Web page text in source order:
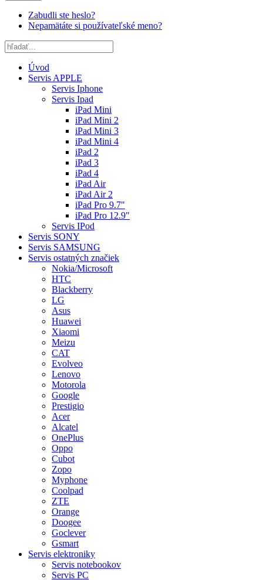
Zabudli ste heslo?
Nepamätáte si používateľské meno?
Úvod
Servis APPLE
Servis Iphone
Servis Ipad
iPad Mini
iPad Mini 2
iPad Mini 3
iPad Mini 4
iPad 2
iPad 3
iPad 4
iPad Air
iPad Air 2
iPad Pro 9.7"
iPad Pro 12.9"
Servis IPod
Servis SONY
Servis SAMSUNG
Servis ostatných značiek
Nokia/Microsoft
HTC
Blackberry
LG
Asus
Huawei
Xiaomi
Meizu
CAT
Evolveo
Lenovo
Motorola
Google
Prestigio
Acer
Alcatel
OnePlus
Oppo
Cubot
Zopo
Myphone
Coolpad
ZTE
Orange
Doogee
Goclever
Gsmart
Servis elektroniky
Servis notebookov
Servis PC